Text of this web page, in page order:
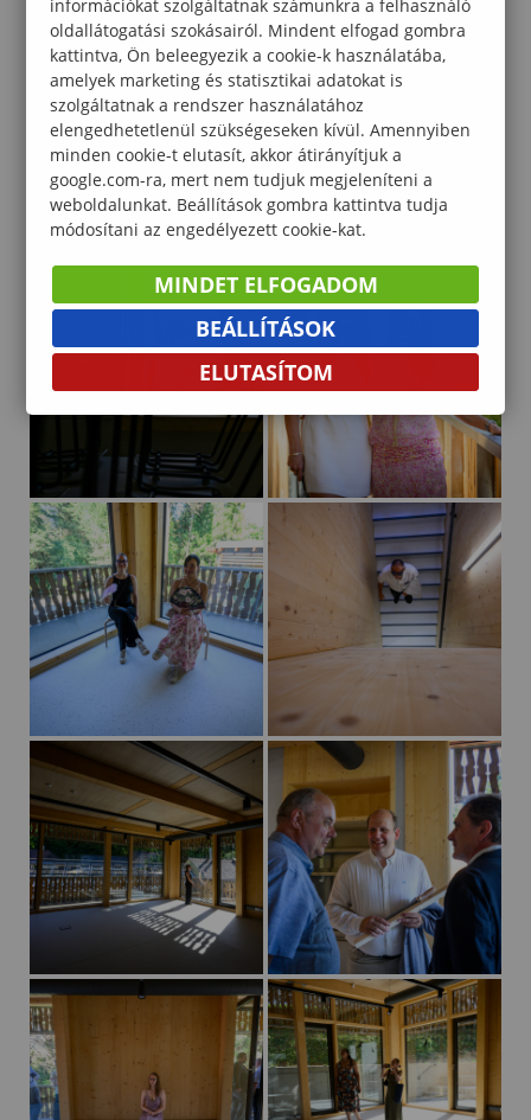
információkat szolgáltatnak számunkra a felhasználó
oldallátogatási szokásairól. Mindent elfogad gombra
kattintva, Ön beleegyezik a cookie-k használatába,
amelyek marketing és statisztikai adatokat is
szolgáltatnak a rendszer használatához
elengedhetetlenül szükségeseken kívül. Amennyiben
minden cookie-t elutasít, akkor átirányítjuk a
google.com-ra, mert nem tudjuk megjeleníteni a
weboldalunkat. Beállítások gombra kattintva tudja
módosítani az engedélyezett cookie-kat.
MINDET ELFOGADOM
BEÁLLÍTÁSOK
ELUTASÍTOM